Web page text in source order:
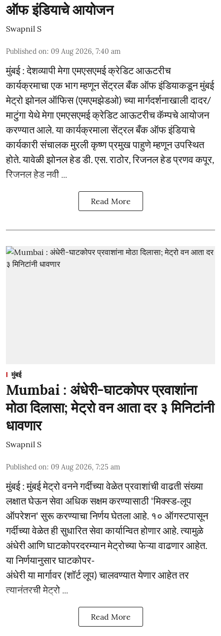
ऑफ इंडियाचे आयोजन
Swapnil S
Published on: 09 Aug 2026, 7:40 am
मुंबई : देशव्यापी मेगा एमएसएमई क्रेडिट आऊटरीच
कार्यक्रमाचा एक भाग म्हणून सेंट्रल बँक ऑफ इंडियाकडून मुंबई
मेट्रो झोनल ऑफिस (एमएमझेडओ) च्या मार्गदर्शनाखाली दादर/
माटुंगा येथे मेगा एमएसएमई क्रेडिट आऊटरीच कॅम्पचे आयोजन
करण्यात आले. या कार्यक्रमाला सेंट्रल बँक ऑफ इंडियाचे
कार्यकारी संचालक मुरली कृष्ण प्रमुख पाहुणे म्हणून उपस्थित
होते. यावेळी झोनल हेड डी. एस. राठोर, रिजनल हेड प्रणव कपूर,
रिजनल हेड नवी ...
Read More
मुंबई
Mumbai : अंधेरी-घाटकोपर प्रवाशांना
मोठा दिलासा; मेट्रो वन आता दर ३ मिनिटांनी
धावणार
Swapnil S
Published on: 09 Aug 2026, 7:25 am
मुंबई : मुंबई मेट्रो वनने गर्दीच्या वेळेत प्रवाशांची वाढती संख्या
लक्षात घेऊन सेवा अधिक सक्षम करण्यासाठी 'मिक्स्ड-लूप
ऑपरेशन' सुरू करण्याचा निर्णय घेतला आहे. १० ऑगस्टपासून
गर्दीच्या वेळेत ही सुधारित सेवा कार्यान्वित होणार आहे. त्यामुळे
अंधेरी आणि घाटकोपरदरम्यान मेट्रोच्या फेऱ्या वाढणार आहेत.
या निर्णयानुसार घाटकोपर-
अंधेरी या मार्गावर (शॉर्ट लूप) चालवण्यात येणार आहेत तर
त्यानंतरची मेट्रो ...
Read More